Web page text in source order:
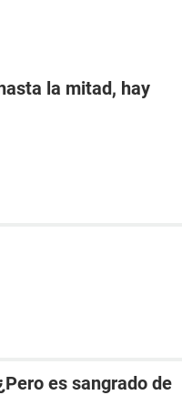
la mitad, hay
es sangrado de